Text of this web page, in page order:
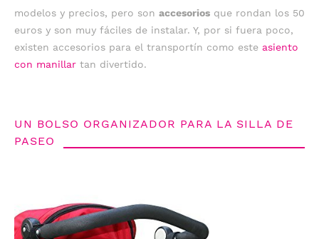
modelos y precios, pero son accesorios que rondan los 50
euros y son muy fáciles de instalar. Y, por si fuera poco,
existen accesorios para el transportín como este asiento
con manillar tan divertido.
UN BOLSO ORGANIZADOR PARA LA SILLA DE
PASEO